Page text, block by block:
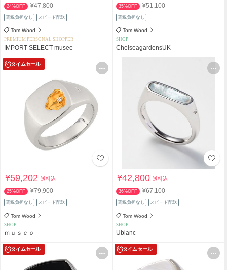
24%OFF ¥47,800
関税負担なし スピード配送
Tom Wood
PREMIUM PERSONAL SHOPPER
IMPORT SELECT musee
35%OFF ¥51,100
関税負担なし
Tom Wood
SHOP
ChelseagardensUK
タイムセール
¥59,202送料込
25%OFF ¥79,900
関税負担なし スピード配送
Tom Wood
SHOP
ｍｕｓｅｏ
¥42,800送料込
36%OFF ¥67,100
関税負担なし スピード配送
Tom Wood
SHOP
Ublanc
タイムセール タイムセール